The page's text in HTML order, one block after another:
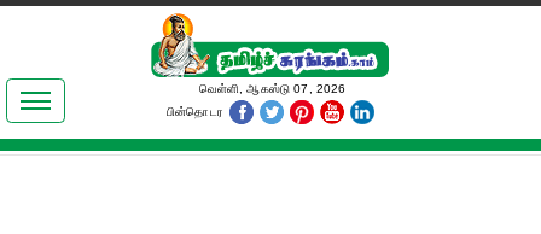
இலக்கியங்கள்
தமிழ் உலகம்
வெள்ளி, ஆகஸ்டு 07, 2026
பின்தொடர